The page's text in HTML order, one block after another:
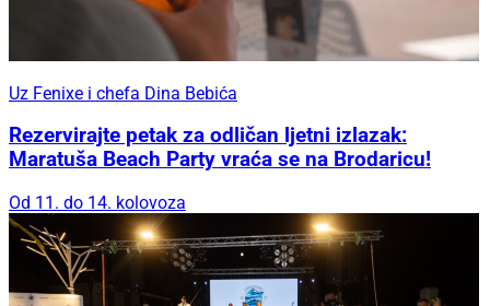
Uz Fenixe i chefa Dina Bebića
Rezervirajte petak za odličan ljetni izlazak:
Maratuša Beach Party vraća se na Brodaricu!
Od 11. do 14. kolovoza